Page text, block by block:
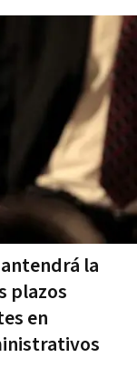
la
plazos
en